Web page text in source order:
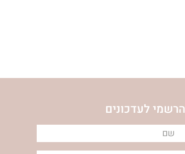
הרשמי לעדכונים